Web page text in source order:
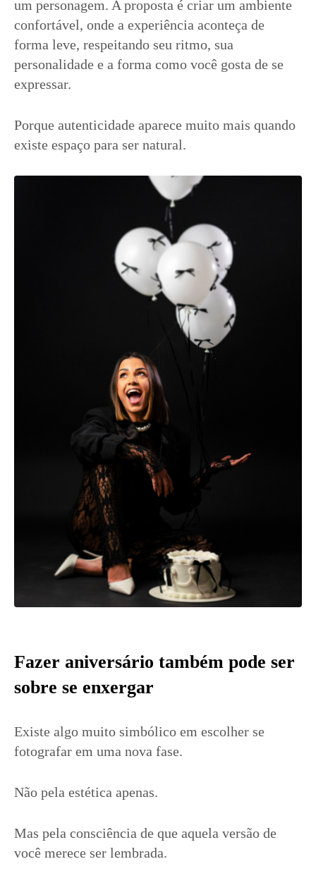
um personagem. A proposta é criar um ambiente
confortável, onde a experiência aconteça de
forma leve, respeitando seu ritmo, sua
personalidade e a forma como você gosta de se
expressar.
Porque autenticidade aparece muito mais quando
existe espaço para ser natural.
Fazer aniversário também pode ser
sobre se enxergar
Existe algo muito simbólico em escolher se
fotografar em uma nova fase.
Não pela estética apenas.
Mas pela consciência de que aquela versão de
você merece ser lembrada.